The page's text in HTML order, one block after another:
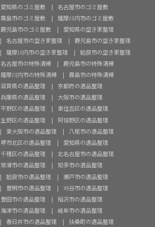
愛知県のゴミ屋敷
名古屋市のゴミ屋敷
霧島市のゴミ屋敷
薩摩川内市のゴミ屋敷
鹿児島市のゴミ屋敷
愛知県の空き家整理
名古屋市の空き家整理
鹿児島市の空き家整理
薩摩川内市の空き家整理
姶良市の空き家整理
名古屋市の特殊清掃
鹿児島市の特殊清掃
薩摩川内市の特殊清掃
霧島市の特殊清掃
滋賀県の遺品整理
京都府の遺品整理
兵庫県の遺品整理
大阪市の遺品整理
平野区の遺品整理
東住吉区の遺品整理
生野区の遺品整理
阿倍野区の遺品整理
東大阪市の遺品整理
八尾市の遺品整理
堺市北区の遺品整理
愛知県の遺品整理
千種区の遺品整理
北名古屋市の遺品整理
常滑市の遺品整理
知多市の遺品整理
姶良市の遺品整理
瀬戸市の遺品整理
豊明市の遺品整理
刈谷市の遺品整理
豊田市の遺品整理
稲沢市の遺品整理
海津市の遺品整理
岐阜市の遺品整理
春日井市の遺品整理 扶桑町の遺品整理